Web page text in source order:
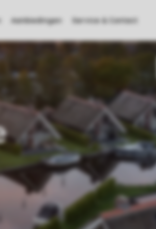
Aanbiedingen Service & Contact